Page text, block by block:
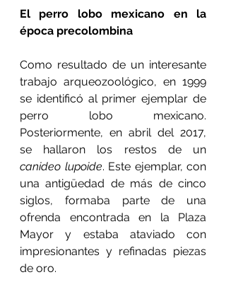
El perro lobo mexicano en la
época precolombina
Como resultado de un interesante
trabajo arqueozoológico, en 1999
se identificó al primer ejemplar de
perro lobo mexicano.
Posteriormente, en abril del 2017,
canideo lupoide. Este ejemplar, con
una antigüedad de más de cinco
siglos, formaba parte de una
ofrenda encontrada en la Plaza
Mayor y estaba ataviado con
impresionantes y refinadas piezas
de oro.